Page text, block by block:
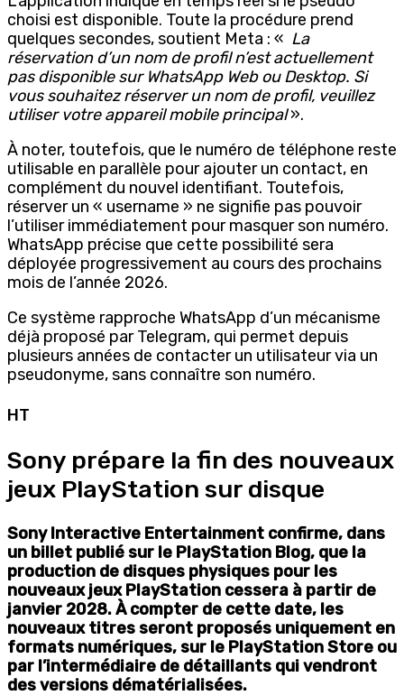
choisi est disponible. Toute la procédure prend
quelques secondes, soutient Meta : « La
réservation d’un nom de profil n’est actuellement
pas disponible sur WhatsApp Web ou Desktop. Si
vous souhaitez réserver un nom de profil, veuillez
utiliser votre appareil mobile principal».
À noter, toutefois, que le numéro de téléphone reste
utilisable en parallèle pour ajouter un contact, en
complément du nouvel identifiant. Toutefois,
réserver un « username » ne signifie pas pouvoir
l’utiliser immédiatement pour masquer son numéro.
WhatsApp précise que cette possibilité sera
déployée progressivement au cours des prochains
mois de l’année 2026.
Ce système rapproche WhatsApp d’un mécanisme
déjà proposé par Telegram, qui permet depuis
plusieurs années de contacter un utilisateur via un
pseudonyme, sans connaître son numéro.
HT
Sony prépare la fin des nouveaux
jeux PlayStation sur disque
Sony Interactive Entertainment confirme, dans
un billet publié sur le PlayStation Blog, que la
production de disques physiques pour les
nouveaux jeux PlayStation cessera à partir de
janvier 2028. À compter de cette date, les
nouveaux titres seront proposés uniquement en
formats numériques, sur le PlayStation Store ou
par l’intermédiaire de détaillants qui vendront
des versions dématérialisées.